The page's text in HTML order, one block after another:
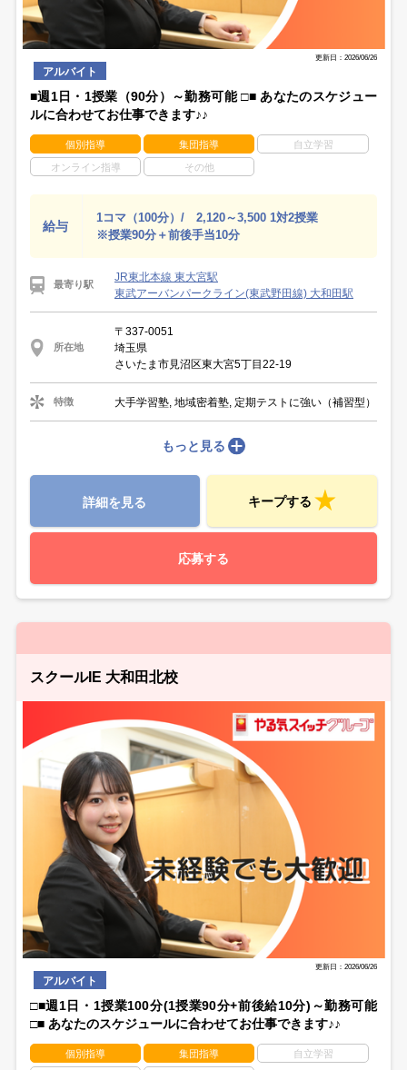
更新日：2026/06/26
アルバイト
■週1日・1授業（90分）～勤務可能 □■ あなたのスケジュー
ルに合わせてお仕事できます♪♪
個別指導 集団指導 自立学習
オンライン指導 その他
給与
1コマ（100分）/ 2,120～3,500 1対2授業
※授業90分＋前後手当10分
最寄り駅
JR東北本線 東大宮駅
東武アーバンパークライン(東武野田線) 大和田駅
所在地
〒337-0051
埼玉県
さいたま市見沼区東大宮5丁目22-19
特徴 大手学習塾, 地域密着塾, 定期テストに強い（補習型）
もっと見る
詳細を見る キープする
応募する
スクールIE 大和田北校
更新日：2026/06/26
アルバイト
□■週1日・1授業100分(1授業90分+前後給10分)～勤務可能
□■ あなたのスケジュールに合わせてお仕事できます♪♪
個別指導 集団指導 自立学習